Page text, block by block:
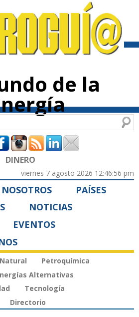
contenido
de la
búsqueda
DINERO
viernes 7 agosto 2026 12:46:56 pm
NOSOTROS
PAÍSES
NOTICIAS
EVENTOS
Petroquímica
Alternativas
Tecnología
Directorio